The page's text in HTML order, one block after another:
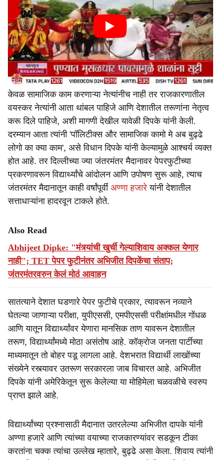
केवळ सामाजिक काम करणाऱ्या नेत्यांनीच नाही तर राजकारणातील
वयस्कर नेत्यांनी आता थांबल पाहिजे आणि देशातील तरूणांना नेतृत्व
करू दिले पाहिजे, अशी मागणी देखील यावेळी दिपके यांनी केली.
दरम्यान आता त्यांनी 'पॉलिटीक्स और सामाजिक कामो मे अब बुढ्ढे
लोगो का क्या काम', असे विधान दिपके यांनी केल्यामुळे आश्चर्य व्यक्त
होत आहे. तर दिल्लीच्या ज्या जंतरमंतर मैदानावर पेपरफुटीच्या
प्रकरणावरून विद्यार्थ्यांचे आंदोलन आणि उपोषण सुरू आहे, त्याच
जंतरमंतर मैदानातून काही वर्षांपूर्वी अण्णा हजारे यांनी देशातील
सत्ताधाऱ्यांना हादरवून टाकले होते.
Also Read
Abhijeet Dipke: "मंत्र्यांची खुर्ची गेल्याशिवाय अक्कल येणार
नाही"; TET पेपर फुटीनंतर अभिजीत दिपकेंचा संताप;
जंतरमंतरवरुन केलं मोठं आवाहन
सातत्याने देशात घडणारे पेपर फुटीचे प्रकार, त्यावरून नव्याने
घेतल्या जाणाऱ्या परीक्षा, युपीएससी, एमपीएससी परीक्षांमधील गोंधळ
आणि यातून विद्यार्थ्यांवर येणारा मानसिक ताण यावरून देशातील
तरूण, विद्यार्थ्यांमध्ये मोठा असंतोष आहे. कॉक्रोज जनता पार्टीच्या
माध्यमातून तो बोहर पडू लागला आहे. देशभरात विद्यार्थी लाखोंच्या
संख्येने रस्त्यावर उतरूण सरकारला जाब विचारत आहे. अभिजीत
दिपके यांनी अमेरिकेतून सुरू केलेल्या या मोहिमेला चळवळीचे स्वरुप
प्राप्त झाले आहे.
विद्यार्थ्यांच्या प्रश्नासाठी मैदानात उतरलेल्या अभिजीत दापके यांनी
अण्णा हजारे आणि त्यांच्या वयाच्या राजकारण्यांवर सडकून टीका
करतांना चक्क त्यांचा उल्लेख म्हातारे, बुढ्ढे असा केला. शिवाय त्यांनी